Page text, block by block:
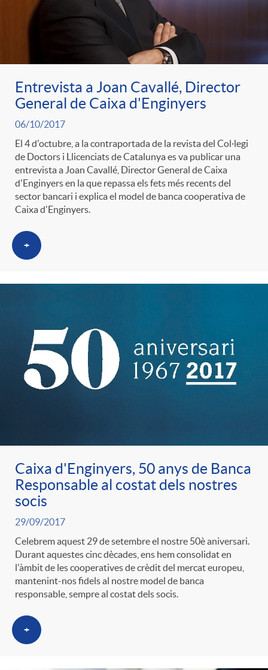
a
S
a
l
a
d
n
s
a
e
r
c
a
t
e
i
e
s
n
i
d
o
A
n
F
i
l
t
r
o
i
c
a
d
o
r
d
n
t
i
n
g
u
Entrevista a Joan Cavallé, Director
General de Caixa d'Enginyers
06/10/2017
El 4 d'octubre, a la contraportada de la revista del Col·legi
de Doctors i Llicenciats de Catalunya es va publicar una
entrevista a Joan Cavallé, Director General de Caixa
d'Enginyers en la que repassa els fets més recents del
sector bancari i explica el model de banca cooperativa de
Caixa d'Enginyers.
+
Caixa d'Enginyers, 50 anys de Banca
Responsable al costat dels nostres
socis
29/09/2017
Celebrem aquest 29 de setembre el nostre 50è aniversari.
Durant aquestes cinc dècades, ens hem consolidat en
l'àmbit de les cooperatives de crèdit del mercat europeu,
mantenint-nos fidels al nostre model de banca
responsable, sempre al costat dels socis.
+